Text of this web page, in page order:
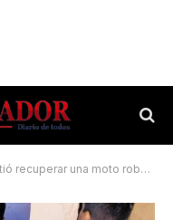
una moto robada en Corrientes